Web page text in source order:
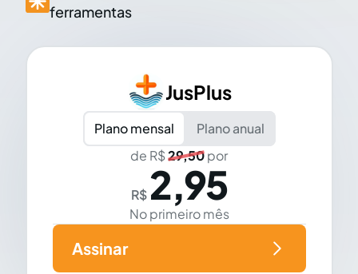
ferramentas
JusPlus
Plano mensal
Plano anual
de R$29,50por
R$ 2,95
No primeiro mês
Assinar